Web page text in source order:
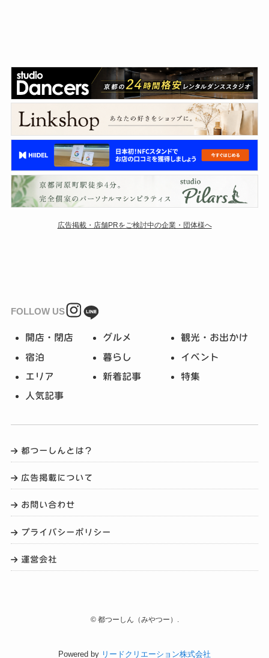
広告掲載・店舗PRをご検討中の企業・団体様へ
FOLLOW US
開店・閉店 グルメ 観光・お出かけ
宿泊 暮らし イベント
エリア 新着記事 特集
人気記事
都つーしんとは？
広告掲載について
お問い合わせ
プライバシーポリシー
運営会社
©都つーしん（みやつー）.
Powered by リードクリエーション株式会社